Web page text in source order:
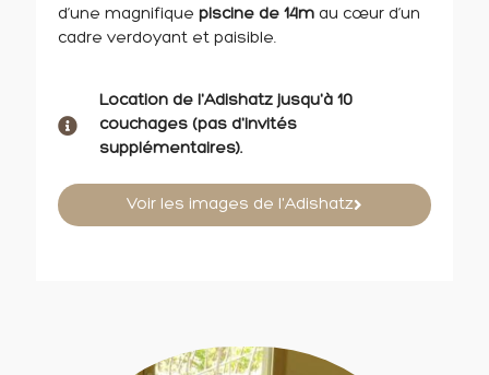
d’une magnifique piscine de 14m au cœur d’un
cadre verdoyant et paisible.
Location de l'Adishatz jusqu'à 10
couchages (pas d'invités
supplémentaires).
Voir les images de l'Adishatz